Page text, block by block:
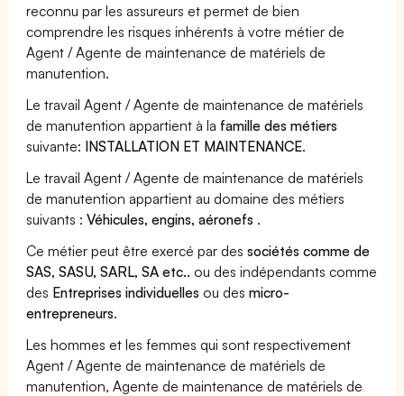
reconnu par les assureurs et permet de bien
comprendre les risques inhérents à votre métier de
Agent / Agente de maintenance de matériels de
manutention.
Le travail Agent / Agente de maintenance de matériels
de manutention appartient à la famille des métiers
suivante: INSTALLATION ET MAINTENANCE.
Le travail Agent / Agente de maintenance de matériels
de manutention appartient au domaine des métiers
suivants :Véhicules, engins, aéronefs .
Ce métier peut être exercé par dessociétés comme de
SAS, SASU, SARL, SA etc.. ou des indépendants comme
des Entreprises individuelles ou desmicro-
entrepreneurs.
Les hommes et les femmes qui sont respectivement
Agent / Agente de maintenance de matériels de
manutention, Agente de maintenance de matériels de